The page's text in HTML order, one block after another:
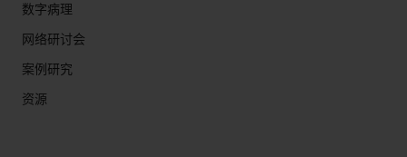
数字病理
网络研讨会
案例研究
资源